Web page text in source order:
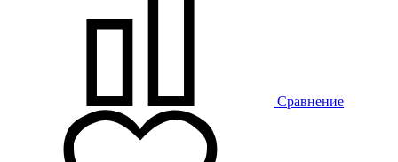
Сравнение